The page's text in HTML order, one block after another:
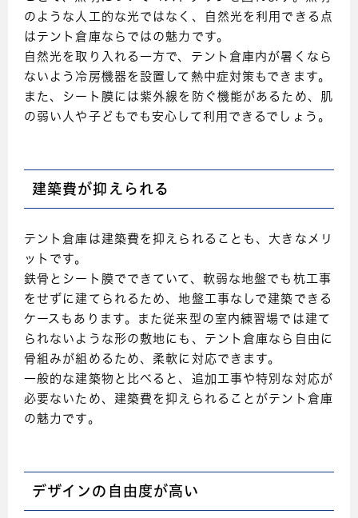
のような人工的な光ではなく、自然光を利用できる点
はテント倉庫ならではの魅力です。
自然光を取り入れる一方で、テント倉庫内が暑くなら
ないよう冷房機器を設置して熱中症対策もできます。
また、シート膜には紫外線を防ぐ機能があるため、肌
の弱い人や子どもでも安心して利用できるでしょう。
建築費が抑えられる
テント倉庫は建築費を抑えられることも、大きなメリ
ットです。
鉄骨とシート膜でできていて、軟弱な地盤でも杭工事
をせずに建てられるため、地盤工事なしで建築できる
ケースもあります。また従来型の室内練習場では建て
られないような形の敷地にも、テント倉庫なら自由に
骨組みが組めるため、柔軟に対応できます。
一般的な建築物と比べると、追加工事や特別な対応が
必要ないため、建築費を抑えられることがテント倉庫
の魅力です。
デザインの自由度が高い